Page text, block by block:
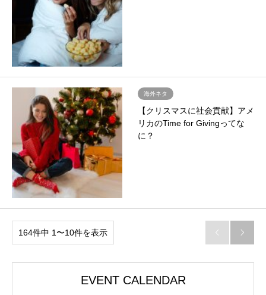
海外ネタ
【クリスマスに社会貢献】アメ
リカのTime for Givingってな
に？
164件中 1〜10件を表示  
EVENT CALENDAR